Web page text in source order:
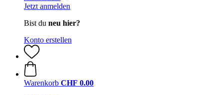
Jetzt anmelden
Bist du neu hier?
Konto erstellen
Warenkorb CHF 0.00